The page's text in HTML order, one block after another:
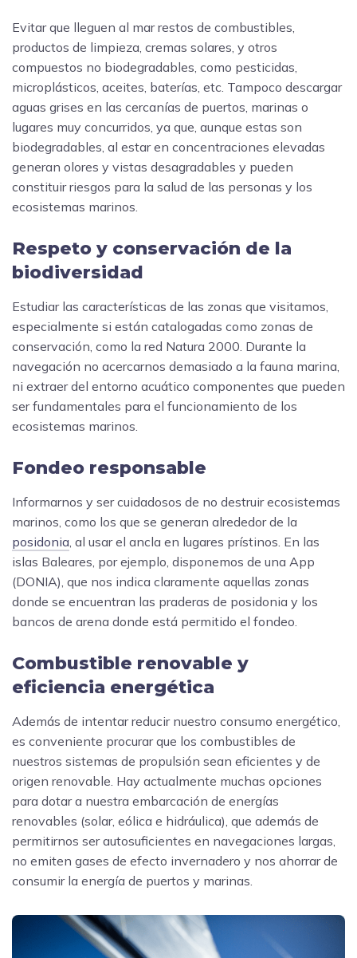
Evitar que lleguen al mar restos de combustibles,
productos de limpieza, cremas solares, y otros
compuestos no biodegradables, como pesticidas,
microplásticos, aceites, baterías, etc. Tampoco descargar
aguas grises en las cercanías de puertos, marinas o
lugares muy concurridos, ya que, aunque estas son
biodegradables, al estar en concentraciones elevadas
generan olores y vistas desagradables y pueden
constituir riesgos para la salud de las personas y los
ecosistemas marinos.
Respeto y conservación de la
biodiversidad
Estudiar las características de las zonas que visitamos,
especialmente si están catalogadas como zonas de
conservación, como la red Natura 2000. Durante la
navegación no acercarnos demasiado a la fauna marina,
ni extraer del entorno acuático componentes que pueden
ser fundamentales para el funcionamiento de los
ecosistemas marinos.
Fondeo responsable
Informarnos y ser cuidadosos de no destruir ecosistemas
marinos, como los que se generan alrededor de la
posidonia , al usar el ancla en lugares prístinos. En las
islas Baleares, por ejemplo, disponemos de una App
(DONIA), que nos indica claramente aquellas zonas
donde se encuentran las praderas de posidonia y los
bancos de arena donde está permitido el fondeo.
Combustible renovable y
eficiencia energética
Además de intentar reducir nuestro consumo energético,
es conveniente procurar que los combustibles de
nuestros sistemas de propulsión sean eficientes y de
origen renovable. Hay actualmente muchas opciones
para dotar a nuestra embarcación de energías
renovables (solar, eólica e hidráulica), que además de
permitirnos ser autosuficientes en navegaciones largas,
no emiten gases de efecto invernadero y nos ahorrar de
consumir la energía de puertos y marinas.